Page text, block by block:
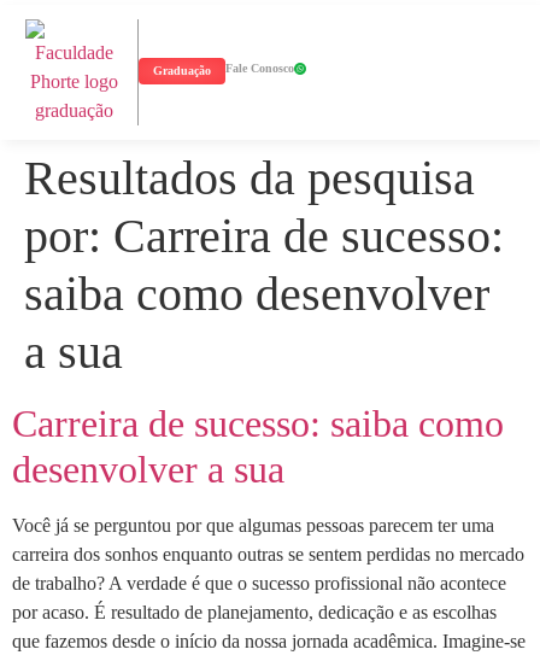
Graduação Fale Conosco
Resultados da pesquisa
por: Carreira de sucesso:
saiba como desenvolver
a sua
Carreira de sucesso: saiba como
desenvolver a sua
Você já se perguntou por que algumas pessoas parecem ter uma
carreira dos sonhos enquanto outras se sentem perdidas no mercado
de trabalho? A verdade é que o sucesso profissional não acontece
por acaso. É resultado de planejamento, dedicação e as escolhas
que fazemos desde o início da nossa jornada acadêmica. Imagine-se